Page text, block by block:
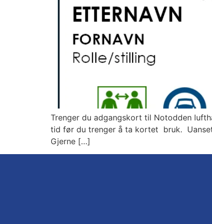
Trenger du adgangskort til Notodden
tid før du trenger å ta kortet bruk.
Gjerne […]